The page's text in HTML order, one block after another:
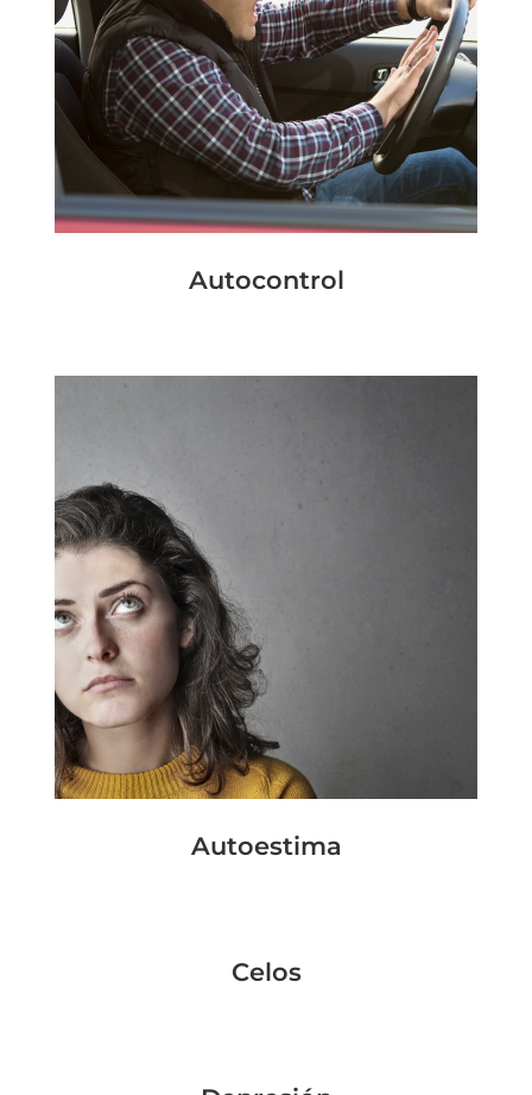
Autocontrol
Autoestima
Celos